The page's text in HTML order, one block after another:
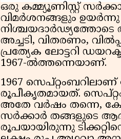
ഒരു കമ്മ്യൂണിസ്റ്റ്
വിമർശനങ്ങളും ഉയർന്നു
നിശ്ചയദാർഢ്യത്തോടെ
അച്ചടി, വിതരണം,
പ്രത്യേക ലോട്ടറി
1967-ൽത്തന്നെയാണ്.
1967
രൂപീകൃതമായത്.
അതേ വർഷം തന്നെ,
സർക്കാർ തങ്ങളുടെ ആദ്യ
രൂപയായിരുന്നു